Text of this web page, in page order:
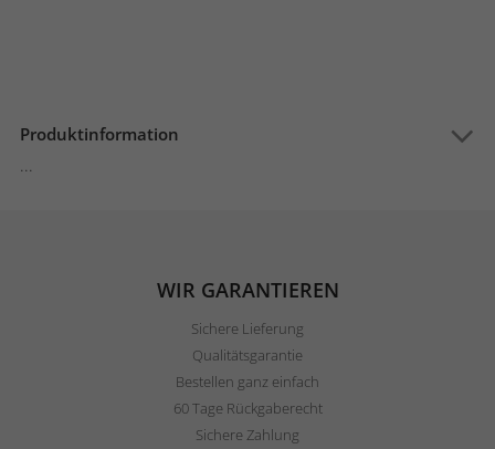
Produktinformation
...
WIR GARANTIEREN
Sichere Lieferung
Qualitätsgarantie
Bestellen ganz einfach
60 Tage Rückgaberecht
Sichere Zahlung